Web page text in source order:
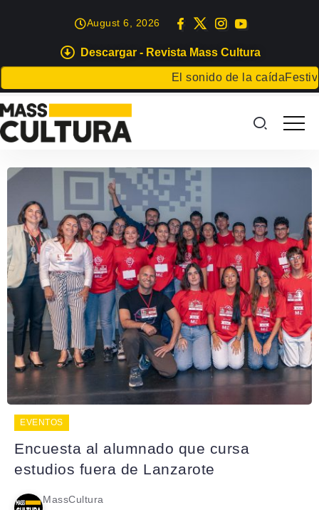
Descargar - Revista Mass Cultura
El sonido de la caídaFestival
August 6, 2026
EVENTOS
Encuesta al alumnado que cursa
estudios fuera de Lanzarote
MassCultura